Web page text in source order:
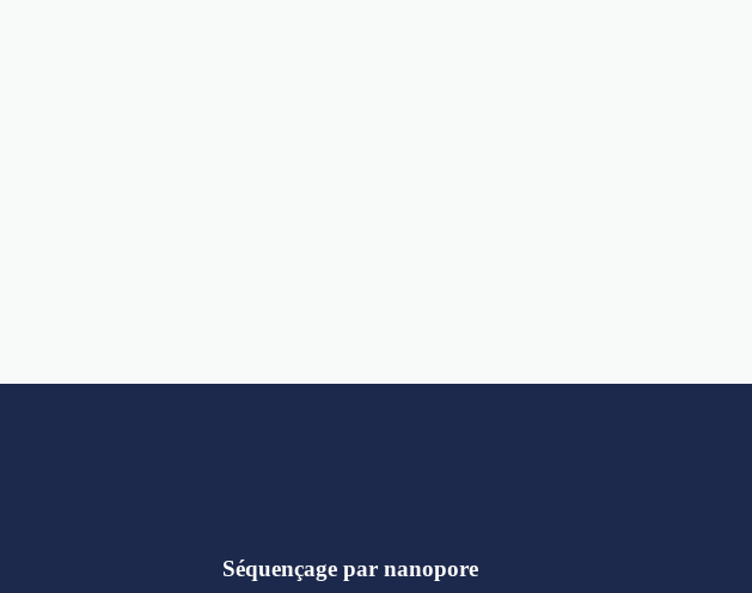
Séquençage par nanopore